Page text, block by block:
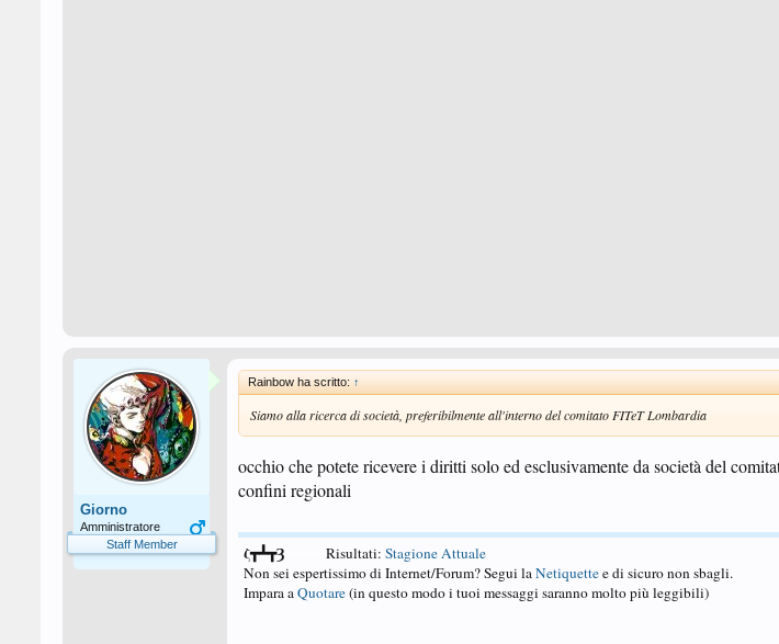
Giorno
Amministratore
Staff Member
Rainbow ha scritto: ↑
Siamo alla ricerca di società, preferibilmente all'interno del comitato FITeT Lombardia
occhio che potete ricevere i diritti solo ed esclusivamente da società del
confini regionali
ζ┳┻┳Ȝ Risultati: Stagione Attuale
Non sei espertissimo di Internet/Forum? Segui laNetiquettee di sicuro non sbagli.
Impara aQuotare(in questo modo i tuoi messaggi saranno molto più leggibili)